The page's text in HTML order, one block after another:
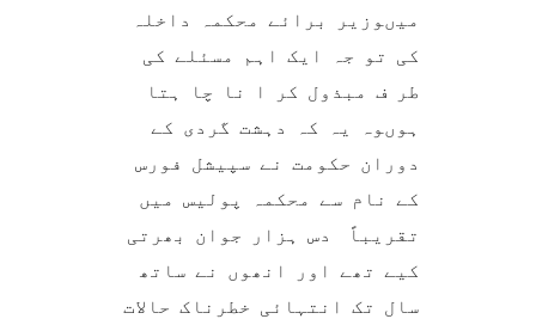
میںوزیر برائے محکمہ داخلہ
کی تو جہ ایک اہم مسئلے کی
طر ف مبذول کر ا نا چا ہتا
ہوںوہ یہ کہ دہشت گردی کے
دوران حکومت نے سپیشل فورس
کے نام سے محکمہ پولیس میں
تقریباً دس ہزار جوان بھرتی
کیے تھے اور انھوں نے ساتھ
سال تک انتہائی خطرناک حالات